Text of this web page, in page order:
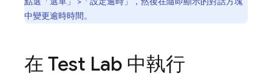
中變更逾時時間。
在 Test Lab 中執行